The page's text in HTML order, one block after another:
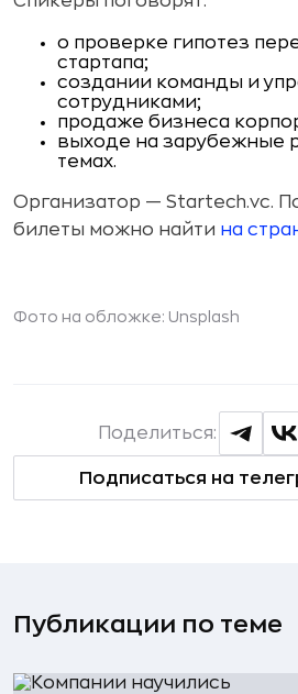
о проверке гипотез
стартапа;
создании команды и
сотрудниками;
продаже бизнеса
выходе на зарубежные
темах.
Организатор — Startech.vc.
билеты можно найти на
Фото на обложке: Unsplash
Подписаться на
Поделиться:
Публикации по теме